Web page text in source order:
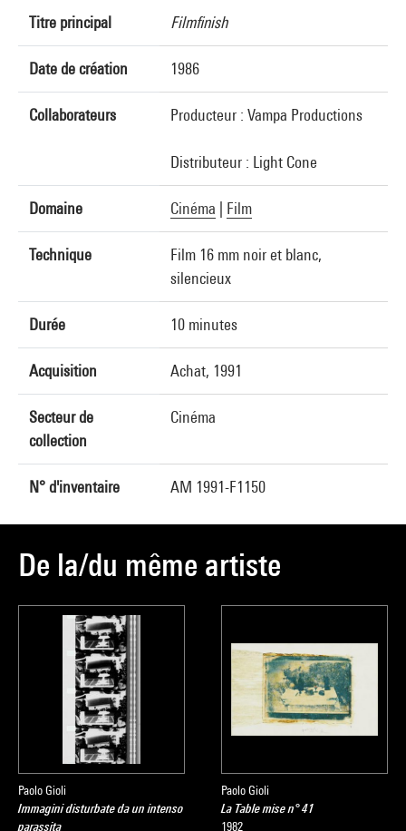
Titre principal Filmfinish
Date de création 1986
Collaborateurs Producteur : Vampa Productions
Distributeur : Light Cone
Domaine Cinéma Film
Technique
Film 16 mm noir et blanc,
silencieux
Durée 10 minutes
Acquisition Achat, 1991
Secteur de
collection
Cinéma
N° d'inventaire AM 1991-F1150
De la/du même artiste
Paolo Gioli
Immagini disturbate da un intenso
parassita
Paolo Gioli
La Table mise n° 41
1982